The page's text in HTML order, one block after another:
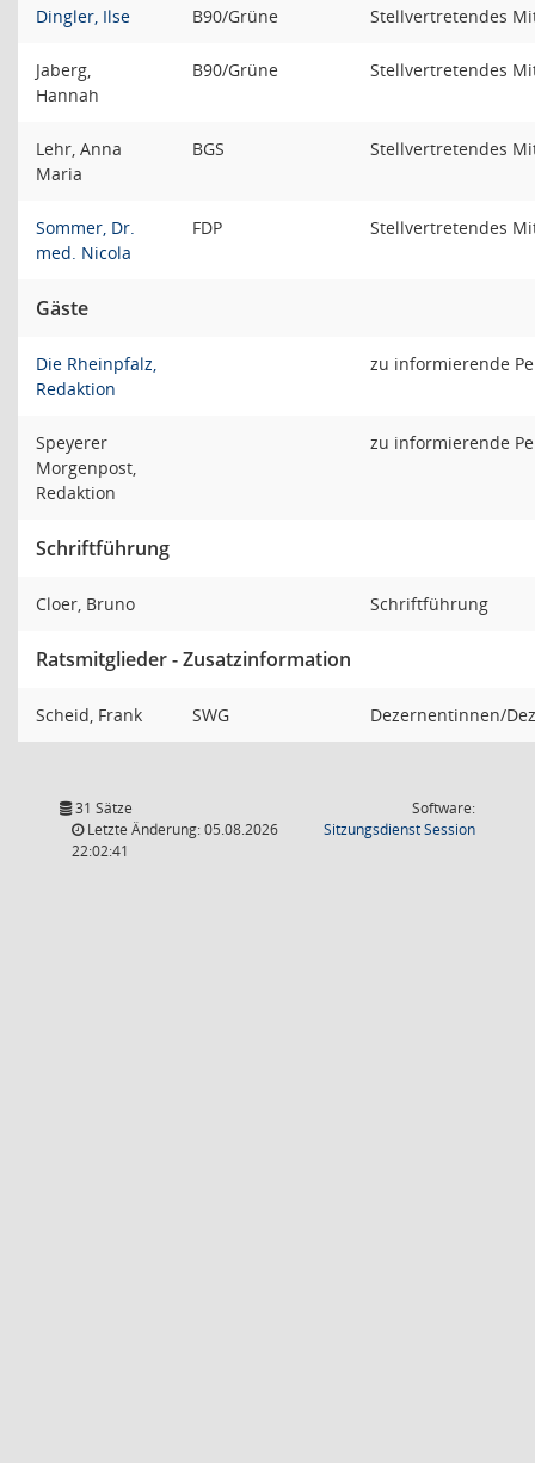
Dingler, Ilse B90/Grüne Stellvertretendes
Jaberg,
Hannah
B90/Grüne Stellvertretendes
Lehr, Anna
Maria
BGS Stellvertretendes
Sommer, Dr.
med. Nicola
FDP Stellvertretendes
Gäste
Die Rheinpfalz,
Redaktion
zu informierende
Speyerer
Morgenpost,
Redaktion
zu informierende
Schriftführung
Cloer, Bruno Schriftführung
Ratsmitglieder - Zusatzinformation
Scheid, Frank SWG Dezernentinnen/
31 Sätze
Letzte Änderung: 05.08.2026
22:02:41
Software:
SitzungsdienstSession(Wird in